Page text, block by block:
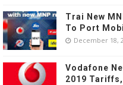
Trai New
To Port
December 18,
Vodafone
2019